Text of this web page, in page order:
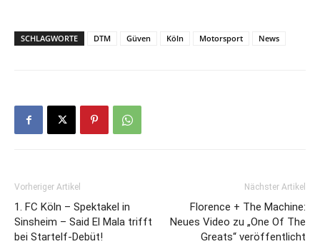
SCHLAGWORTE DTM Güven Köln Motorsport News
Vorheriger Artikel
1. FC Köln – Spektakel in
Sinsheim – Said El Mala trifft
bei Startelf-Debüt!
Nächster Artikel
Florence + The Machine:
Neues Video zu „One Of The
Greats“ veröffentlicht